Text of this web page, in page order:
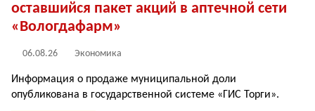
оставшийся пакет акций в аптечной сети
«Вологдафарм»
06.08.26 Экономика
Информация о продаже муниципальной доли
опубликована в государственной системе «ГИС Торги».